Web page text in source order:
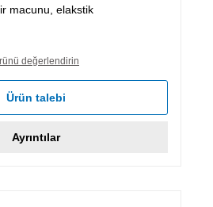
macunu, elakstik
değerlendirin
Ürün talebi
Ayrıntılar